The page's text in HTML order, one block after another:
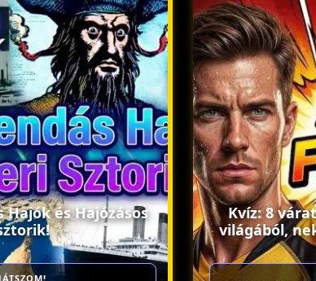
Hajók és Hajózásos
Kvíz: 8
világából,